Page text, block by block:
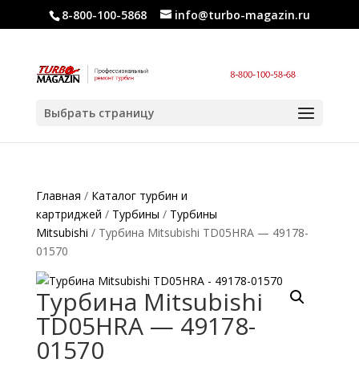
8-800-100-5868 info@turbo-magazin.ru
Выбрать страницу
Главная / Каталог турбин и
картриджей / Турбины / Турбины
Mitsubishi / Турбина Mitsubishi TD05HRA — 49178-
01570
Турбина Mitsubishi
TD05HRA — 49178-
01570